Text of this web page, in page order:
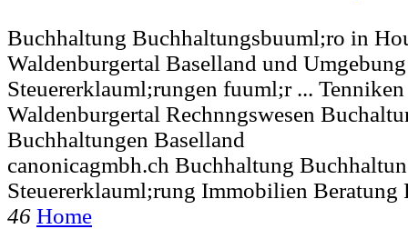
Buchhaltung Buchhaltungsbuuml;ro in
Waldenburgertal Baselland und
Steuererklauml;rungen fuuml;r ...
Waldenburgertal Rechnngswesen
Buchhaltungen Baselland
canonicagmbh.ch Buchhaltung
Steuererklauml;rung Immobilien Beratung
46 Home